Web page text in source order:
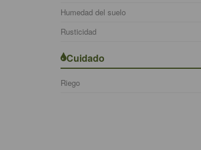
Humedad del suelo
Rusticidad
Cuidado
Riego